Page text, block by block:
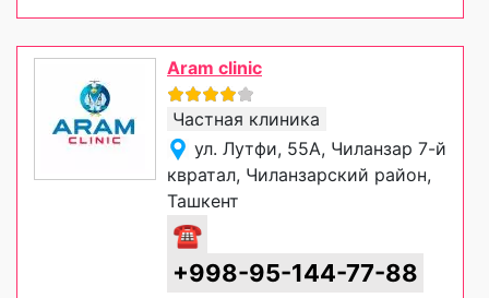
Aram clinic
Частная клиника
ул. Лутфи, 55А, Чиланзар 7-й
квратал, Чиланзарский район,
Ташкент
☎
+998-95-144-77-88